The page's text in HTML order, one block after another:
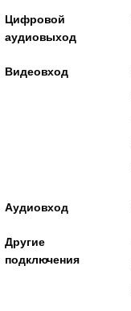
Цифровой
аудиовыход
Видеовход
Аудиовход
Другие
подключения